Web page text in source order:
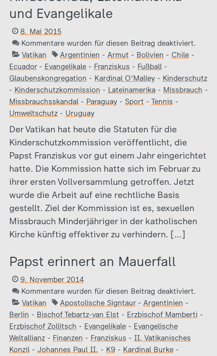
und Evangelikale
8. Mai 2015
Kommentare wurden für diesen Beitrag deaktiviert.
Vatikan
Argentinien - Armut - Bolivien - Chile-
Ecuador- Evangelikale- Franziskus - Fußball-
Glaubenskongregation - Kardinal O'Malley- Kinderschutz
- Kinderschutzkommission - Lateinamerika- Missbrauch -
Missbrauchsskandal- Paraguay- Sport - Tennis -
Umweltschutz- Uruguay
Der Vatikan hat heute die Statuten für die
Kinderschutzkommission veröffentlicht, die
Papst Franziskus vor gut einem Jahr eingerichtet
hatte. Die Kommission hatte sich im Februar zu
ihrer ersten Vollversammlung getroffen. Jetzt
wurde die Arbeit auf eine rechtliche Basis
gestellt. Ziel der Kommission ist es, sexuellen
Missbrauch Minderjähriger in der katholischen
Kirche künftig effektiver zu verhindern. […]
Papst erinnert an Mauerfall
9. November 2014
Kommentare wurden für diesen Beitrag deaktiviert.
Vatikan
Apostolische Signtaur- Argentinien -
Berlin - Bischof Tebartz-van Elst - Erzbischof Mamberti -
Erzbischof Zollitsch - Evangelikale- Evangelische
Weltallianz- Finanzen - Franziskus - II. Vatikanisches
Konzil- Johannes Paul II. - K9- Kardinal Burke-